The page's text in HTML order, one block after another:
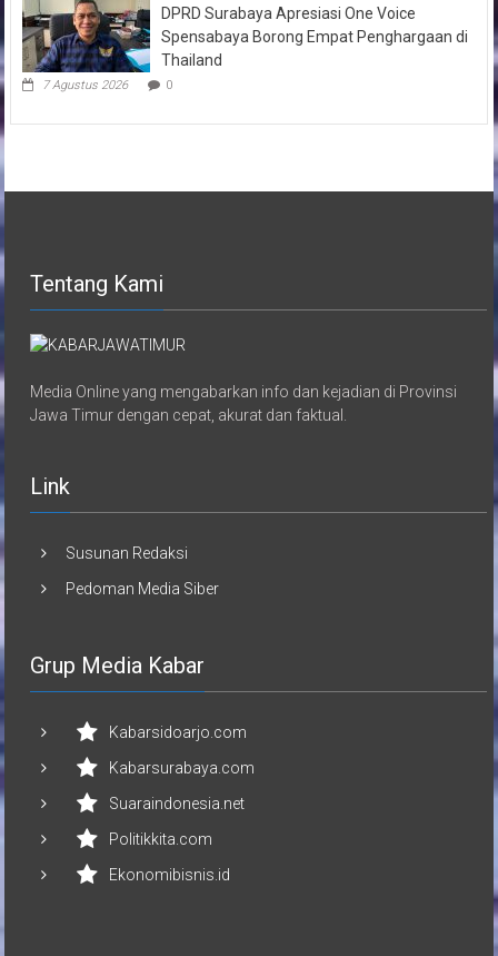
DPRD Surabaya Apresiasi One Voice
Spensabaya Borong Empat Penghargaan di
Thailand
7 Agustus 2026 0
Tentang Kami
Media Online yang mengabarkan info dan kejadian di Provinsi
Jawa Timur dengan cepat, akurat dan faktual.
Link
Susunan Redaksi
Pedoman Media Siber
Grup Media Kabar
Kabarsidoarjo.com
Kabarsurabaya.com
Suaraindonesia.net
Politikkita.com
Ekonomibisnis.id